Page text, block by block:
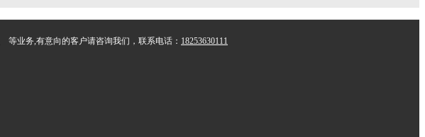
等业务,有意向的客户请咨询我们，联系电话： 18253630111